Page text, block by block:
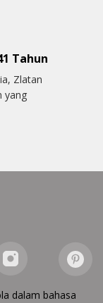
Tahun
Zlatan
yang
dalam bahasa